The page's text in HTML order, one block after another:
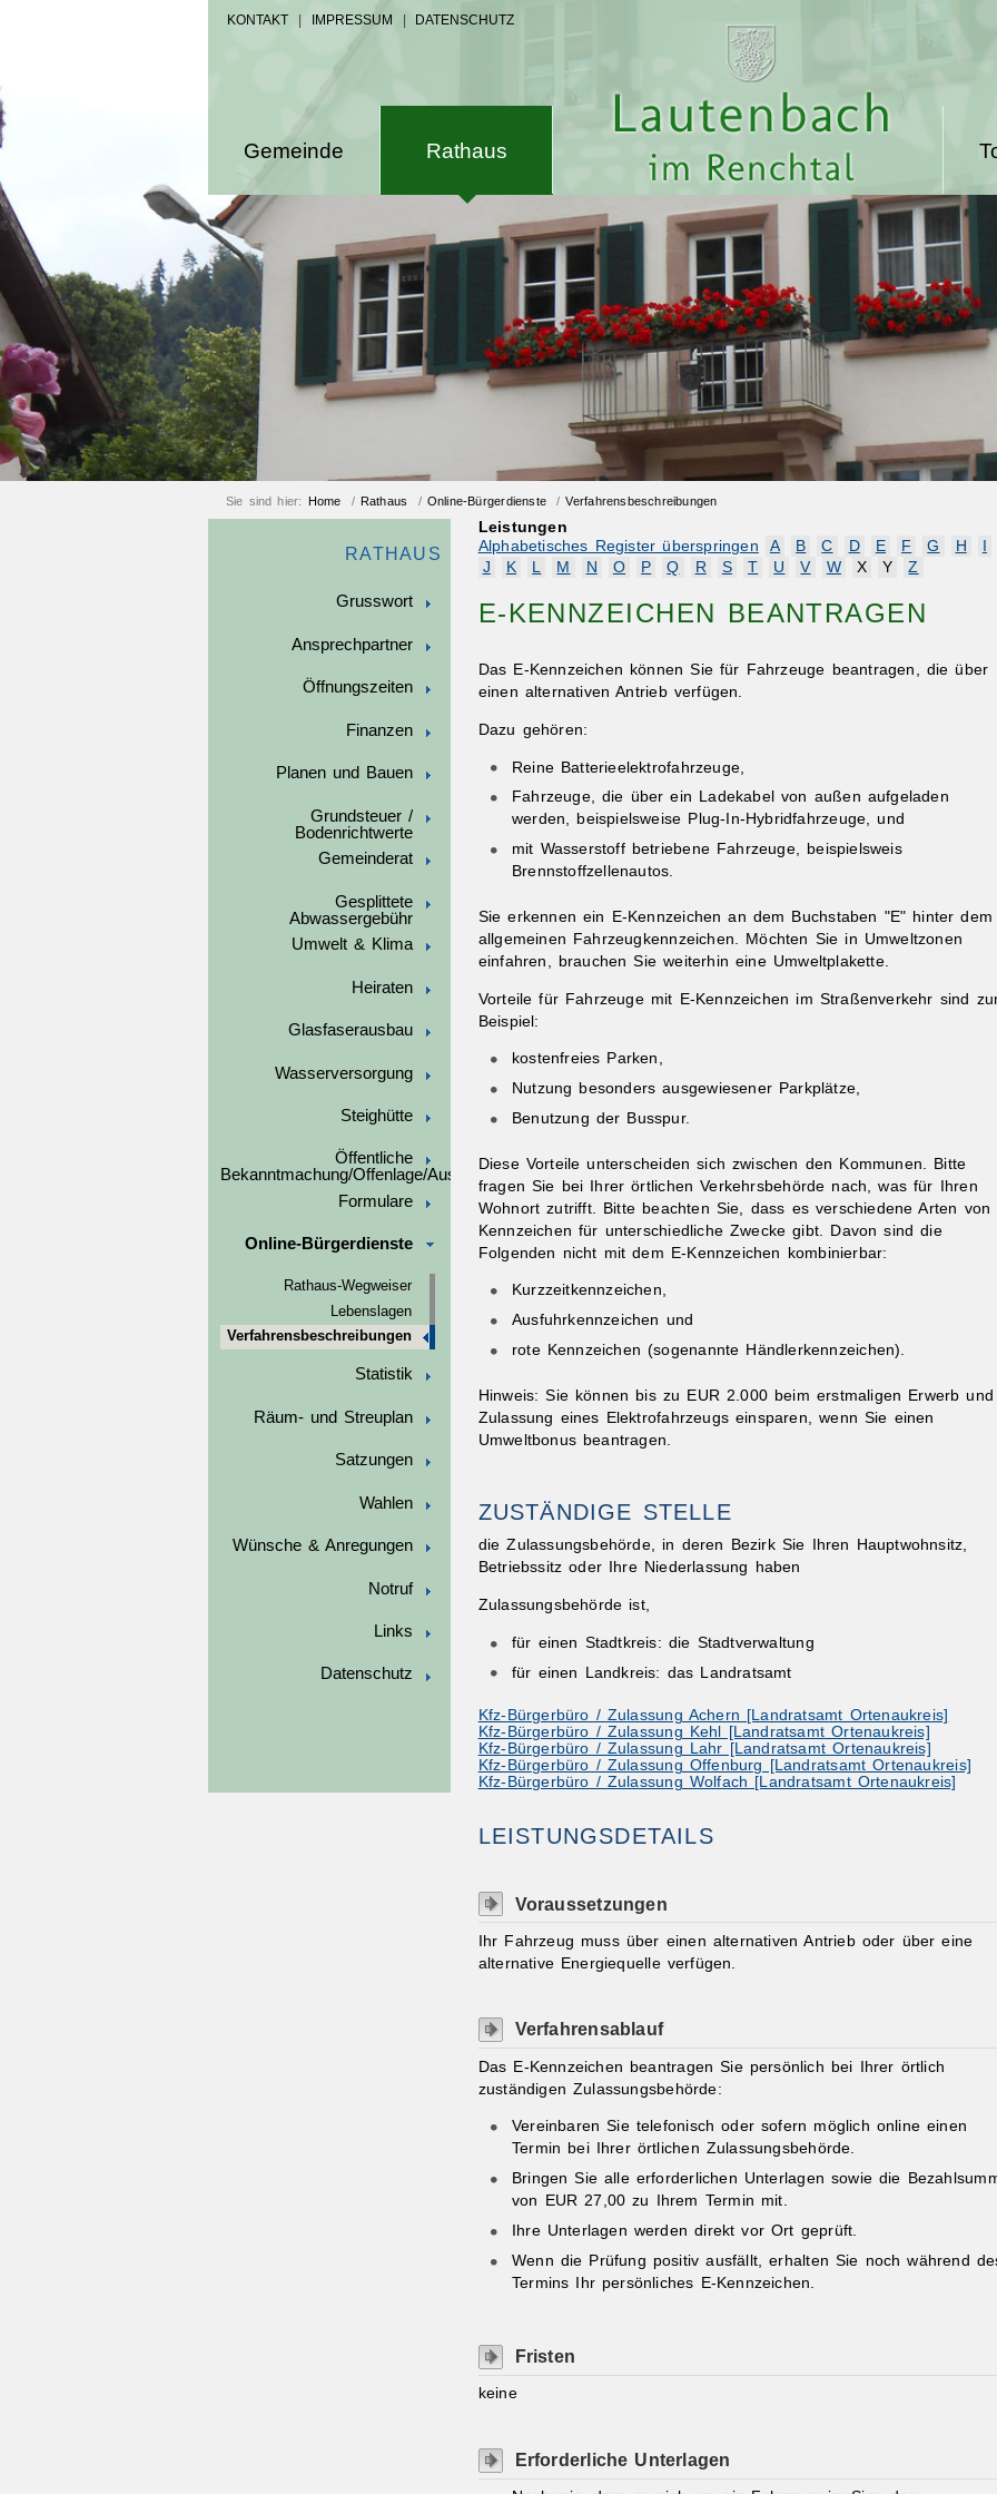
KONTAKT IMPRESSUM DATENSCHUTZ
Gemeinde Rathaus
Sie sind hier: Home / Rathaus / Online-Bürgerdienste /Verfahrensbeschreibungen
RATHAUS
Grusswort
Ansprechpartner
Öffnungszeiten
Finanzen
Planen und Bauen
Grundsteuer /
Bodenrichtwerte
Gemeinderat
Gesplittete
Abwassergebühr
Umwelt & Klima
Heiraten
Glasfaserausbau
Wasserversorgung
Steighütte
Öffentliche
Bekanntmachung/Offenlage/Ausschreibungen
Formulare
Online-Bürgerdienste
Rathaus-Wegweiser
Lebenslagen
Verfahrensbeschreibungen
Statistik
Räum- und Streuplan
Satzungen
Wahlen
Wünsche & Anregungen
Notruf
Links
Datenschutz
Leistungen
Alphabetisches Register überspringen
A B C D E F G H
J
K L M N O P Q R S T U V W X Y Z
E-KENNZEICHEN BEANTRAGEN
Das E-Kennzeichen können Sie für Fahrzeuge beantragen, die über
einen alternativen Antrieb verfügen.
Dazu gehören:
Reine Batterieelektrofahrzeuge,
Fahrzeuge, die über ein Ladekabel von außen aufgeladen
werden, beispielsweise Plug-In-Hybridfahrzeuge, und
mit Wasserstoff betriebene Fahrzeuge, beispielsweis
Brennstoffzellenautos.
Sie erkennen ein E-Kennzeichen an dem Buchstaben "E" hinter dem
allgemeinen Fahrzeugkennzeichen. Möchten Sie in Umweltzonen
einfahren, brauchen Sie weiterhin eine Umweltplakette.
Vorteile für Fahrzeuge mit E-Kennzeichen im Straßenverkehr sind
Beispiel:
kostenfreies Parken,
Nutzung besonders ausgewiesener Parkplätze,
Benutzung der Busspur.
Diese Vorteile unterscheiden sich zwischen den Kommunen. Bitte
fragen Sie bei Ihrer örtlichen Verkehrsbehörde nach, was für Ihren
Wohnort zutrifft. Bitte beachten Sie, dass es verschiedene Arten von
Kennzeichen für unterschiedliche Zwecke gibt. Davon sind die
Folgenden nicht mit dem E-Kennzeichen kombinierbar:
Kurzzeitkennzeichen,
Ausfuhrkennzeichen und
rote Kennzeichen (sogenannte Händlerkennzeichen).
Hinweis: Sie können bis zu EUR 2.000 beim erstmaligen Erwerb und
Zulassung eines Elektrofahrzeugs einsparen, wenn Sie einen
Umweltbonus beantragen.
ZUSTÄNDIGE STELLE
die Zulassungsbehörde, in deren Bezirk Sie Ihren Hauptwohnsitz,
Betriebssitz oder Ihre Niederlassung haben
Zulassungsbehörde ist,
für einen Stadtkreis: die Stadtverwaltung
für einen Landkreis: das Landratsamt
Kfz-Bürgerbüro / Zulassung Achern [Landratsamt Ortenaukreis]
Kfz-Bürgerbüro / Zulassung Kehl [Landratsamt Ortenaukreis]
Kfz-Bürgerbüro / Zulassung Lahr [Landratsamt Ortenaukreis]
Kfz-Bürgerbüro / Zulassung Offenburg [Landratsamt Ortenaukreis]
Kfz-Bürgerbüro / Zulassung Wolfach [Landratsamt Ortenaukreis]
LEISTUNGSDETAILS
Voraussetzungen
Ihr Fahrzeug muss über einen alternativen Antrieb oder über eine
alternative Energiequelle verfügen.
Verfahrensablauf
Das E-Kennzeichen beantragen Sie persönlich bei Ihrer örtlich
zuständigen Zulassungsbehörde:
Vereinbaren Sie telefonisch oder sofern möglich online einen
Termin bei Ihrer örtlichen Zulassungsbehörde.
Bringen Sie alle erforderlichen Unterlagen sowie die
von EUR 27,00 zu Ihrem Termin mit.
Ihre Unterlagen werden direkt vor Ort geprüft.
Wenn die Prüfung positiv ausfällt, erhalten Sie noch während
Termins Ihr persönliches E-Kennzeichen.
Fristen
keine
Erforderliche Unterlagen